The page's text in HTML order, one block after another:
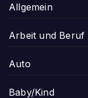
Allgemein
Arbeit und Beruf
Auto
Baby/Kind